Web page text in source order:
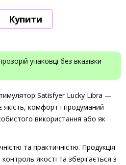
упаковці без вказівки
Satisfyer Lucky Libra —
якість, комфорт і продуманий
використання або як
та практичністю. Продукція
якості та зберігається з